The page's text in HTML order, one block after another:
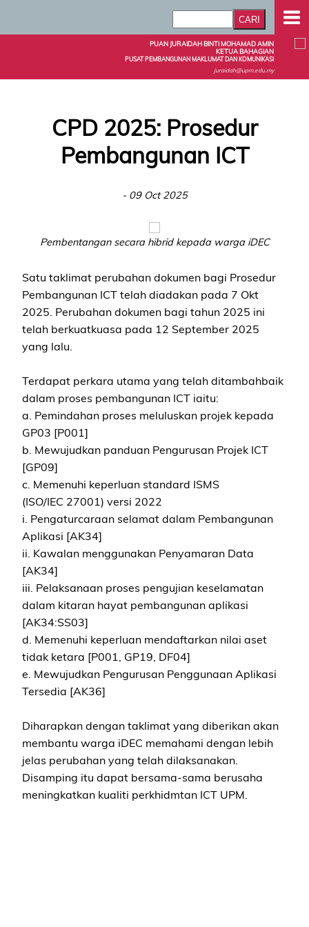
PUAN JURAIDAH BINTI MOHAMAD AMIN
KETUA BAHAGIAN
PUSAT PEMBANGUNAN MAKLUMAT DAN KOMUNIKASI
juraidah@upm.edu.my
CPD 2025: Prosedur
Pembangunan ICT
- 09 Oct 2025
Pembentangan secara hibrid kepada warga iDEC
Satu taklimat perubahan dokumen bagi Prosedur
Pembangunan ICT telah diadakan pada 7 Okt
2025. Perubahan dokumen bagi tahun 2025 ini
telah berkuatkuasa pada 12 September 2025
yang lalu.
Terdapat perkara utama yang telah ditambahbaik
dalam proses pembangunan ICT iaitu:
a. Pemindahan proses meluluskan projek kepada
GP03 [P001]
b. Mewujudkan panduan Pengurusan Projek ICT
[GP09]
c. Memenuhi keperluan standard ISMS
(ISO/IEC 27001) versi 2022
i. Pengaturcaraan selamat dalam Pembangunan
Aplikasi [AK34]
ii. Kawalan menggunakan Penyamaran Data
[AK34]
iii. Pelaksanaan proses pengujian keselamatan
dalam kitaran hayat pembangunan aplikasi
[AK34:SS03]
d. Memenuhi keperluan mendaftarkan nilai aset
tidak ketara [P001, GP19, DF04]
e. Mewujudkan Pengurusan Penggunaan Aplikasi
Tersedia [AK36]
Diharapkan dengan taklimat yang diberikan akan
membantu warga iDEC memahami dengan lebih
jelas perubahan yang telah dilaksanakan.
Disamping itu dapat bersama-sama berusaha
meningkatkan kualiti perkhidmtan ICT UPM.